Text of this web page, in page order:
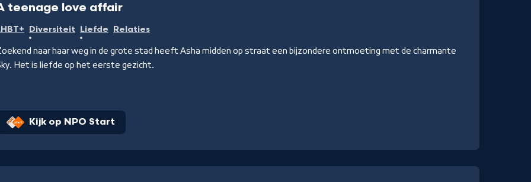
teenage love affair
Diversiteit Liefde Relaties
naar haar weg in de grote stad heeft Asha midden op straat een bijzondere ontmoeting met de charmante
Het is liefde op het eerste gezicht.
Kijk op NPO Start